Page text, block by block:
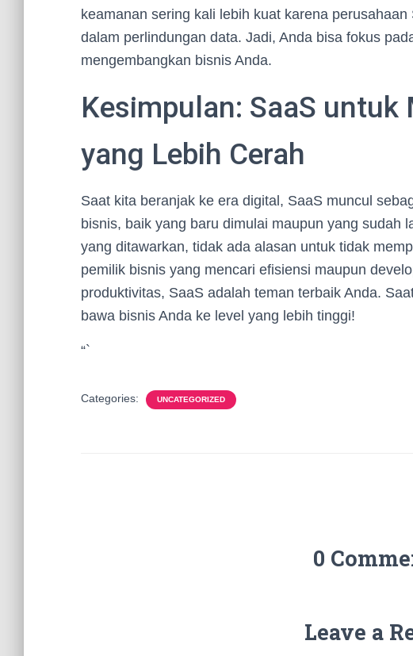
keamanan sering kali lebih kuat karena
dalam perlindungan data. Jadi, Anda bisa fokus
mengembangkan bisnis Anda.
Kesimpulan: SaaS untuk
yang Lebih Cerah
Saat kita beranjak ke era digital, SaaS muncul
bisnis, baik yang baru dimulai maupun yang sudah
yang ditawarkan, tidak ada alasan untuk tidak
pemilik bisnis yang mencari efisiensi maupun
produktivitas, SaaS adalah teman terbaik Anda.
bawa bisnis Anda ke level yang lebih tinggi!
“`
Categories: UNCATEGORIZED
0
Leave a